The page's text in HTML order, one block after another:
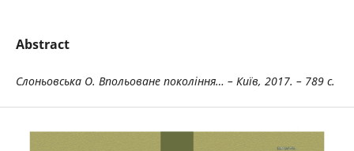
Abstract
Слоньовська О. Впольоване покоління… – Київ, 2017. – 789 с.